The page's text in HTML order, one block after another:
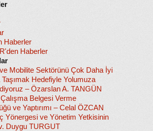
Haberler
Haberler
Mobilite Sektörünü Çok Daha İyi
Taşımak Hedefiyle Yolumuza
– Özarslan A. TANGÜN
Belgesi Verme
ve Yaptırımı – Celal ÖZCAN
Yönergesi ve Yönetim Yetkisinin
Duygu TURGUT